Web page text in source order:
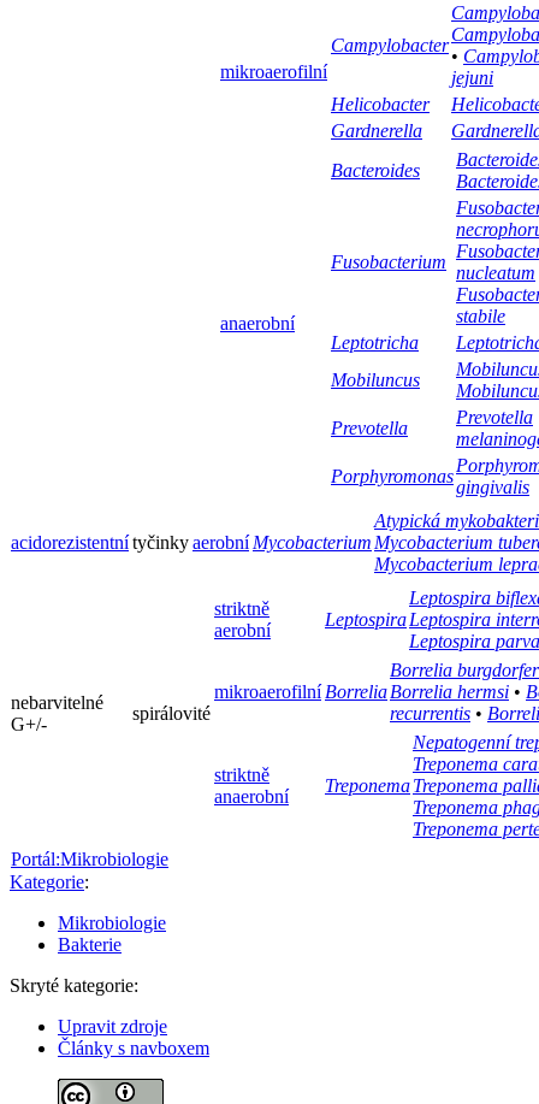
mikroaerofilní
Campylobacter
•
jejuni
Helicobacter
Gardnerella
anaerobní
Bacteroides
Fusobacterium
nucleatum
stabile
Leptotricha
Mobiluncus
Prevotella
Prevotella
Porphyromonas
gingivalis
acidorezistentnítyčinkyaerobní Mycobacterium
Atypická
Mycobacterium
Mycobacterium
nebarvitelné
G+/-
spirálovité
striktně
aerobní
Leptospira
Leptospira
Leptospira
Leptospira parva
mikroaerofilní Borrelia
Borrelia
Borrelia hermsi •
recurrentis •
striktně
anaerobní
Treponema
Nepatogenní
Treponema
Treponema
Treponema
Treponema
Portál:Mikrobiologie
Kategorie:
Mikrobiologie
Bakterie
Skryté kategorie:
Upravit zdroje
Články s navboxem